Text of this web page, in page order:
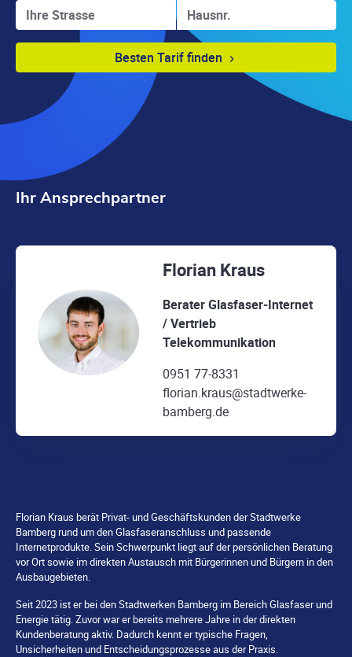
Besten Tarif finden
Ihr Ansprechpartner
Florian Kraus
Berater Glasfaser-Internet
/ Vertrieb
Telekommunikation
0951 77-8331
florian.kraus@stadtwerke-
bamberg.de
Florian Kraus berät Privat- und Geschäftskunden der Stadtwerke
Bamberg rund um den Glasfaseranschluss und passende
Internetprodukte. Sein Schwerpunkt liegt auf der persönlichen Beratung
vor Ort sowie im direkten Austausch mit Bürgerinnen und Bürgern in den
Ausbaugebieten.
Seit 2023 ist er bei den Stadtwerken Bamberg im Bereich Glasfaser und
Energie tätig. Zuvor war er bereits mehrere Jahre in der direkten
Kundenberatung aktiv. Dadurch kennt er typische Fragen,
Unsicherheiten und Entscheidungsprozesse aus der Praxis.